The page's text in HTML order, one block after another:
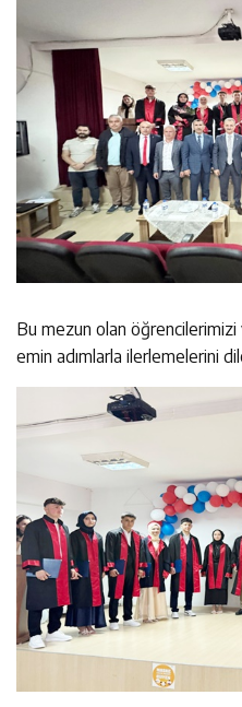
Bu mezun olan
emin adımlarla ilerlemelerini